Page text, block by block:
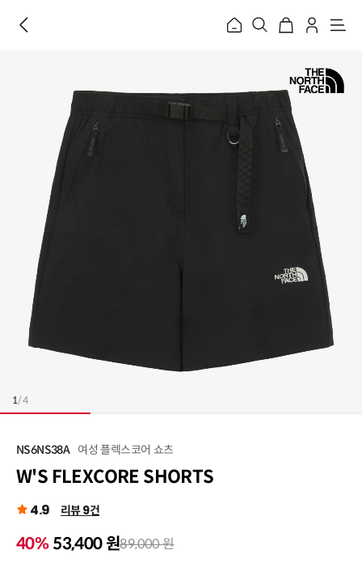
홈
메
1/4
NS6NS38A 여성 플렉스코어 쇼츠
W'S FLEXCORE SHORTS
4.9 리뷰 9건
40% 53,400 원89,000 원